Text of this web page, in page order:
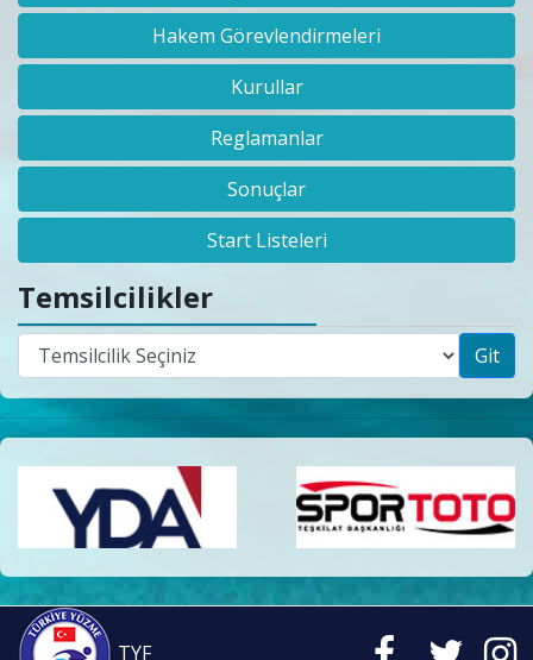
Hakem Görevlendirmeleri
Kurullar
Reglamanlar
Sonuçlar
Start Listeleri
Temsilcilikler
Git
TYF